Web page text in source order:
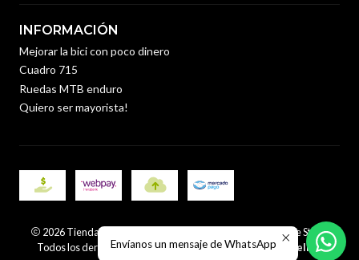
INFORMACIÓN
Mejorar la bici con poco dinero
Cuadro 715
Ruedas MTB enduro
Quiero ser mayorista!
2026 Tienda y Taller de Bicicletas en Santiago | Fariña Bike Store.
Todos los derechos reservados.Desarrollado por Jumpseller.
Envíanos un mensaje de WhatsApp